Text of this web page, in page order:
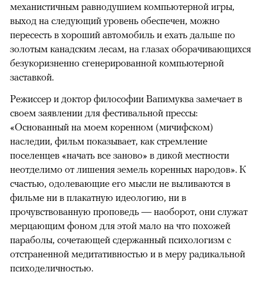
механистичным равнодушием компьютерной игры,
выход на следующий уровень обеспечен, можно
пересесть в хороший автомобиль и ехать дальше по
золотым канадским лесам, на глазах оборачивающихся
безукоризненно сгенерированной компьютерной
заставкой.
Режиссер и доктор философии Вапимуква замечает в
своем заявлении для фестивальной прессы:
«Основанный на моем коренном (мичифском)
наследии, фильм показывает, как стремление
поселенцев «начать все заново» в дикой местности
неотделимо от лишения земель коренных народов». К
счастью, одолевающие его мысли не выливаются в
фильме ни в плакатную идеологию, ни в
прочувствованную проповедь — наоборот, они служат
мерцающим фоном для этой мало на что похожей
параболы, сочетающей сдержанный психологизм с
отстраненной медитативностью и в меру радикальной
психоделичностью.